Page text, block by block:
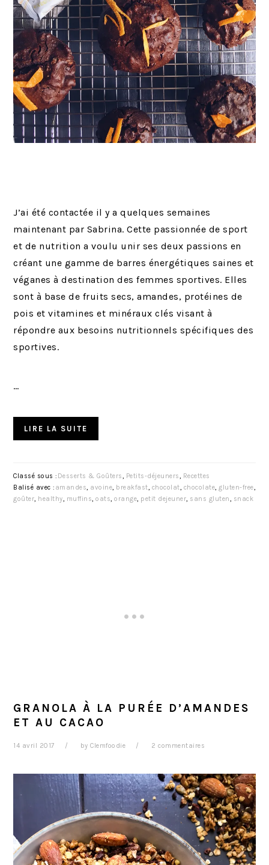
J’ai été contactée il y a quelques semaines
maintenant par Sabrina. Cette passionnée de sport
et de nutrition a voulu unir ses deux passions en
créant une gamme de barres énergétiques saines et
véganes à destination des femmes sportives. Elles
sont à base de fruits secs, amandes, protéines de
pois et vitamines et minéraux clés visant à
répondre aux besoins nutritionnels spécifiques des
sportives.
…
LIRE LA SUITE
Classé sous : Desserts & Goûters, Petits-déjeuners, Recettes
Balisé avec : amandes, avoine, breakfast, chocolat, chocolate,gluten-free,
goûter, healthy, muffins,oats,orange, petit dejeuner, sans gluten, snack
GRANOLA À LA PURÉE D’AMANDES
ET AU CACAO
14 avril 2017 byClemfoodie 2 commentaires